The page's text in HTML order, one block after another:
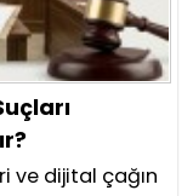
ve dijital çağın